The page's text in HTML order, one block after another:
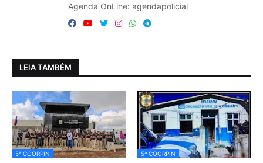
Agenda OnLine: agendapolicial
LEIA TAMBÉM
5ª COORPIN 5ª COORPIN